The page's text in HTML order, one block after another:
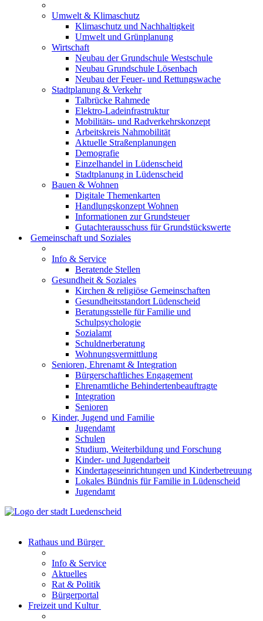
Umwelt & Klimaschutz
Klimaschutz und Nachhaltigkeit
Umwelt und Grünplanung
Wirtschaft
Neubau der Grundschule Westschule
Neubau Grundschule Lösenbach
Neubau der Feuer- und Rettungswache
Stadtplanung & Verkehr
Talbrücke Rahmede
Elektro-Ladeinfrastruktur
Mobilitäts- und Radverkehrskonzept
Arbeitskreis Nahmobilität
Aktuelle Straßenplanungen
Demografie
Einzelhandel in Lüdenscheid
Stadtplanung in Lüdenscheid
Bauen & Wohnen
Digitale Themenkarten
Handlungskonzept Wohnen
Informationen zur Grundsteuer
Gutachterausschuss für Grundstückswerte
Gemeinschaft und Soziales
Info & Service
Beratende Stellen
Gesundheit & Soziales
Kirchen & religiöse Gemeinschaften
Gesundheitsstandort Lüdenscheid
Beratungsstelle für Familie und
Schulpsychologie
Sozialamt
Schuldnerberatung
Wohnungsvermittlung
Senioren, Ehrenamt & Integration
Bürgerschaftliches Engagement
Ehrenamtliche Behindertenbeauftragte
Integration
Senioren
Kinder, Jugend und Familie
Jugendamt
Schulen
Studium, Weiterbildung und Forschung
Kinder- und Jugendarbeit
Kindertageseinrichtungen und Kinderbetreuung
Lokales Bündnis für Familie in Lüdenscheid
Jugendamt
Rathaus und Bürger
Info & Service
Aktuelles
Rat & Politik
Bürgerportal
Freizeit und Kultur